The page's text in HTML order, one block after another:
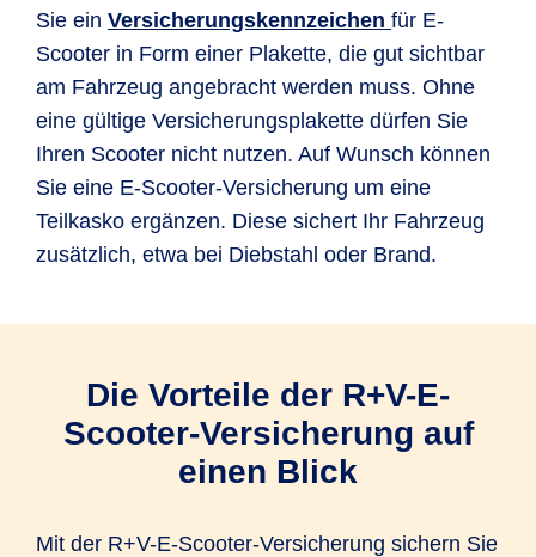
Sie ein Versicherungskennzeichen für E-
Scooter in Form einer Plakette, die gut sichtbar
am Fahrzeug angebracht werden muss. Ohne
eine gültige Versicherungsplakette dürfen Sie
Ihren Scooter nicht nutzen. Auf Wunsch können
Sie eine E-Scooter-Versicherung um eine
Teilkasko ergänzen. Diese sichert Ihr Fahrzeug
zusätzlich, etwa bei Diebstahl oder Brand.
Die Vorteile der R+V-E-
Scooter-Versicherung auf
einen Blick
Mit der R+V-E-Scooter-Versicherung sichern Sie